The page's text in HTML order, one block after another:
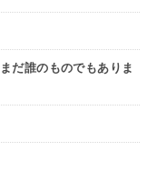
だ誰のものでもありま